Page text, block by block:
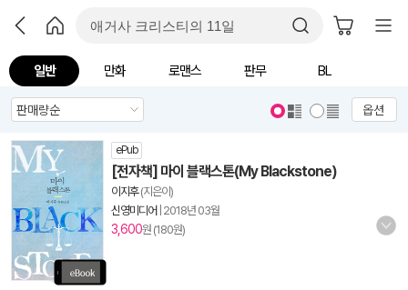
일반 만화 로맨스 판무 BL
옵션
ePub
[전자책] 마이 블랙스톤(My Blackstone)
이지후(지은이)
신영미디어 2018년 03월
3,600원 (180원)